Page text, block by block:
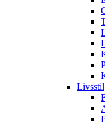
Livsstil